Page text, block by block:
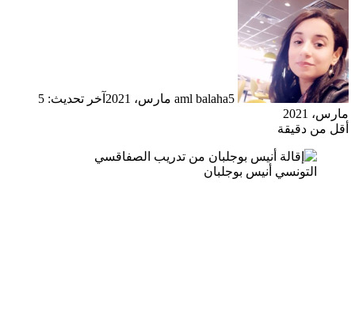
aml balaha5 مارس، 2021
آخر تحديث: 5
مارس، 2021
أقل من دقيقة
التونسي أنيس بوجلبان